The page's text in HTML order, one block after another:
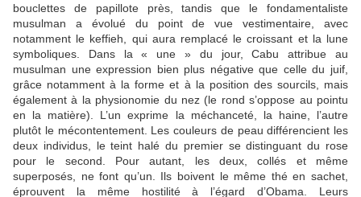
bouclettes de papillote près, tandis que le fondamentaliste
musulman a évolué du point de vue vestimentaire, avec
notamment le keffieh, qui aura remplacé le croissant et la lune
symboliques. Dans la « une » du jour, Cabu attribue au
musulman une expression bien plus négative que celle du juif,
grâce notamment à la forme et à la position des sourcils, mais
également à la physionomie du nez (le rond s’oppose au pointu
en la matière). L’un exprime la méchanceté, la haine, l’autre
plutôt le mécontentement. Les couleurs de peau différencient les
deux individus, le teint halé du premier se distinguant du rose
pour le second. Pour autant, les deux, collés et même
superposés, ne font qu’un. Ils boivent le même thé en sachet,
éprouvent la même hostilité à l’égard d’Obama. Leurs